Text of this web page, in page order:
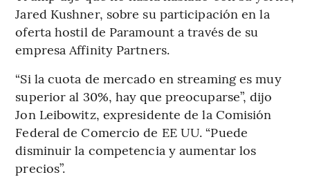
Jared Kushner, sobre su participación en la
oferta hostil de Paramount a través de su
empresa Affinity Partners.
“Si la cuota de mercado en streaming es muy
superior al 30%, hay que preocuparse”, dijo
Jon Leibowitz, expresidente de la Comisión
Federal de Comercio de EE UU. “Puede
disminuir la competencia y aumentar los
precios”.